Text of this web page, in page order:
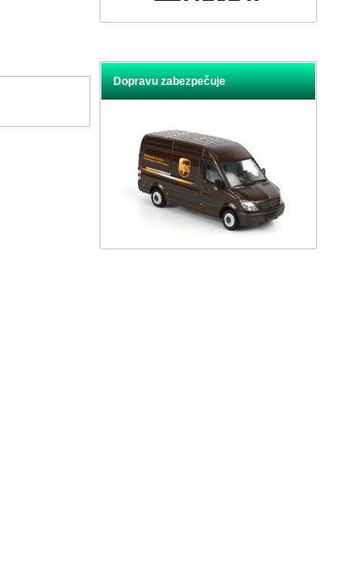
Dopravu zabezpečuje